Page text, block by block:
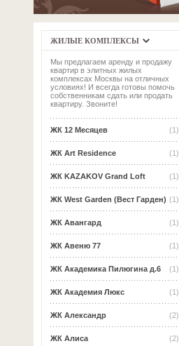
ЖИЛЫЕ КОМПЛЕКСЫ
Мы предлагаем аренду и продажу
квартир в элитных жилых
комплексах Москвы на отличных
условиях! И всегда готовы помочь
собственникам сдать или продать
квартиру. Звоните!
(1)
ЖК 12 Месяцев
(1)
ЖК Art Residence
(1)
ЖК KAZAKOV Grand Loft
(1)
ЖК West Garden (Вест Гарден)
(1)
ЖК Авангард
(1)
ЖК Авеню 77
(1)
ЖК Академика Пилюгина д.6
(1)
ЖК Академия Люкс
(2)
ЖК Александр
(2)
ЖК Алиса